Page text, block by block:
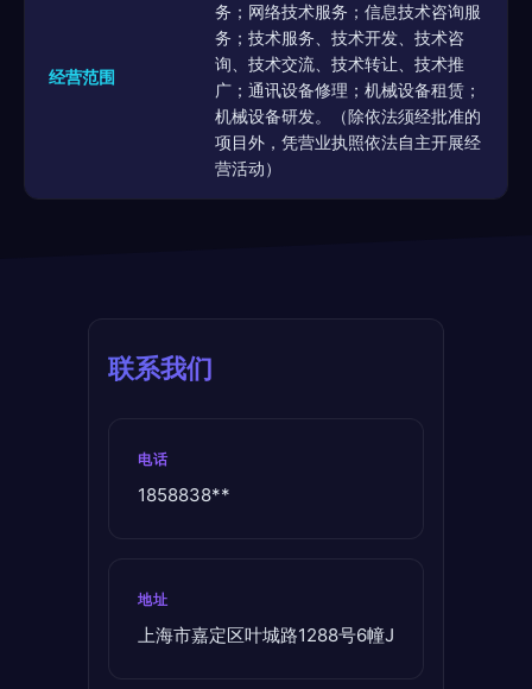
经营范围
务；网络技术服务；信息技术咨询服
务；技术服务、技术开发、技术咨
询、技术交流、技术转让、技术推
广；通讯设备修理；机械设备租赁；
机械设备研发。（除依法须经批准的
项目外，凭营业执照依法自主开展经
营活动）
联系我们
电话
1858838**
地址
上海市嘉定区叶城路1288号6幢J